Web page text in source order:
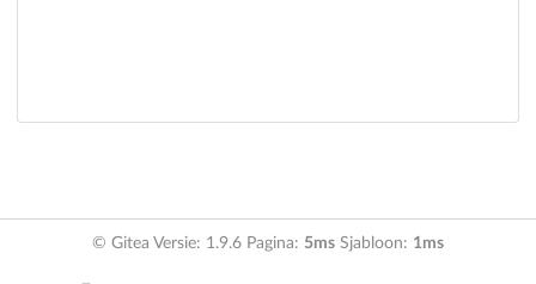
© Gitea Versie: 1.9.6 Pagina: 5ms Sjabloon: 1ms